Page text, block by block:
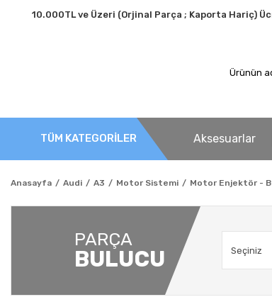
10.000TL ve Üzeri (Orjinal Parça ; Kaporta Hariç)
TÜM KATEGORİLER Aksesuarlar
Anasayfa Audi A3 Motor Sistemi Motor Enjektör -
PARÇA
BULUCU